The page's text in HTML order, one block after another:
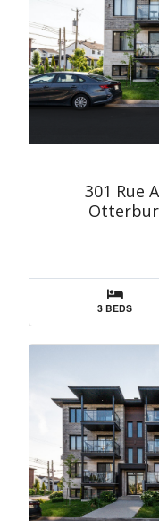
301 Rue
3 BEDS